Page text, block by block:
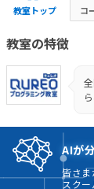
教室トップ コ
教室の特徴
AIが
皆さ
スクー